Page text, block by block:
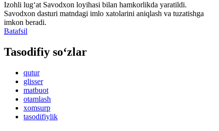
Izohli lugʻat Savodxon loyihasi bilan hamkorlikda yaratildi.
Savodxon dasturi matndagi imlo xatolarini aniqlash va tuzatishga
imkon beradi.
Batafsil
Tasodifiy so‘zlar
qutur
glisser
matbuot
otamlash
xomsurp
tasodifiylik